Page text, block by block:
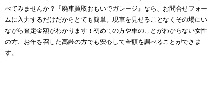
べてみませんか？『廃車買取おもいでガレージ』なら、お問合せフォー
ムに入力するだけだからとても簡単。現車を見せることなくその場にい
ながら査定金額がわかります！初めての方や車のことがわからない女性
の方、お年を召した高齢の方でも安心して金額を調べることができま
す。